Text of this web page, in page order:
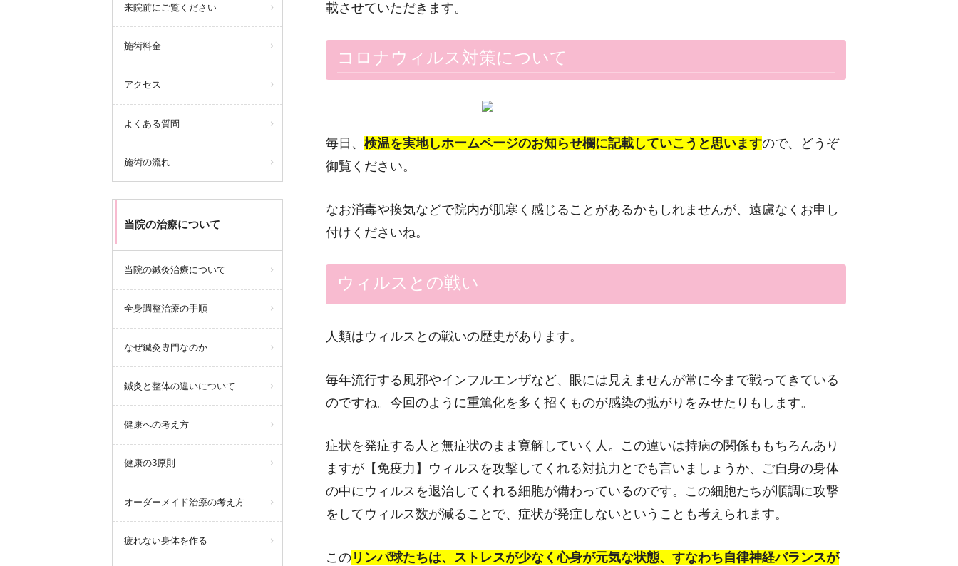
載させていただきます。
コロナウィルス対策について
毎日、 検温を実地しホームページのお知らせ欄に記載していこうと思いますので、どうぞ
御覧ください。
なお消毒や換気などで院内が肌寒く感じることがあるかもしれませんが、遠慮なくお申し
付けくださいね。
ウィルスとの戦い
人類はウィルスとの戦いの歴史があります。
毎年流行する風邪やインフルエンザなど、眼には見えませんが常に今まで戦ってきている
のですね。今回のように重篤化を多く招くものが感染の拡がりをみせたりもします。
症状を発症する人と無症状のまま寛解していく人。この違いは持病の関係ももちろんあり
ますが【免疫力】ウィルスを攻撃してくれる対抗力とでも言いましょうか、ご自身の身体
の中にウィルスを退治してくれる細胞が備わっているのです。この細胞たちが順調に攻撃
をしてウィルス数が減ることで、症状が発症しないということも考えられます。
この リンパ球たちは、ストレスが少なく心身が元気な状態、すなわち自律神経バランスが
来院前にご覧ください
施術料金
アクセス
よくある質問
施術の流れ
当院の治療について
当院の鍼灸治療について
全身調整治療の手順
なぜ鍼灸専門なのか
鍼灸と整体の違いについて
健康への考え方
健康の3原則
オーダーメイド治療の考え方
疲れない身体を作る